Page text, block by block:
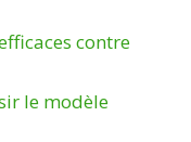
contre
le modèle